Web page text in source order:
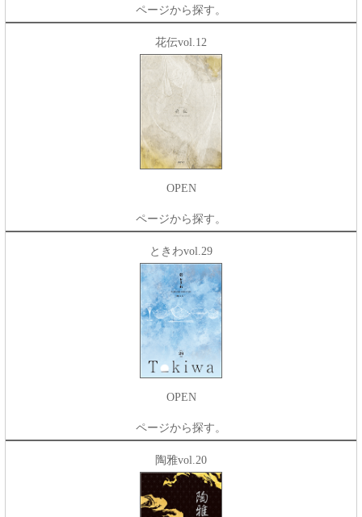
ページから探す。
花伝vol.12
OPEN
ページから探す。
ときわvol.29
OPEN
ページから探す。
陶雅vol.20